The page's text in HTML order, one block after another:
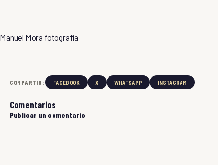
Manuel Mora fotografía
COMPARTIR: FACEBOOK X WHATSAPP INSTAGRAM
Comentarios
Publicar un comentario